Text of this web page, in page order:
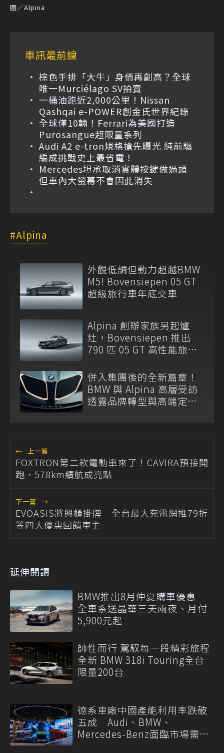
圖／Alpina
車訊最前線
棕色手排「大牛」身價再創高？全球
唯一Murciélago SV拍賣
一桶油跑近2,000公里！Nissan
Qashqai e-POWER創金氏世界紀錄
全球僅10輛！Ferrari為美國打造
Purosangue超限量系列
Audi A2 e-tron規格搶先曝光 純前驅
編成挑戰史上最省電！
Mercedes坦承取消實體按鍵做過頭
但車內大螢幕不會因此消失
Alpina
外觀低調但動力超越BMW
M5! Bovensiepen 05 GT
超級旅行車年底交車
Alpina 創辦家族另起爐
灶，Bovensiepen 推出
790 匹 05 GT 高性能旅行
併入集團後的全新篇章！
BMW 與 Alpina 高層受訪
透露品牌轉型與高端定位
← 上一篇
FOXTRON第二款電動車來了！CAVIRA預接開
跑、578km續航成亮點
下一篇 →
EVOASIS將興櫃掛牌 全台最大充電網推79折
等四大優惠回饋車主
延伸閱讀
BMW推出8月仲夏購車優惠
全車系送晶華三天兩夜、月付
5,900元起
帥性而行 駕馭每一段精彩旅程
全新 BMW 318i Touring全台
限量200台
德系車廠中國產能利用率跌破
五成 Audi、BMW、
Mercedes-Benz面臨市場需求